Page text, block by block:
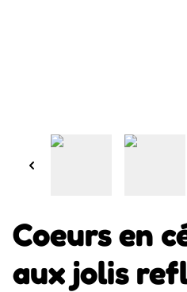
Coeurs en
aux jolis